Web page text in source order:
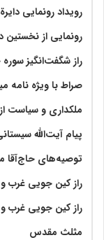
رویداد رونمایی
رونمایی از
راز شگفت‌انگیز
صراط با ویژه
ملکداری و سیاست از
پیام آیت‌الله
توصیه‌های حاج‌آقا
راز کین جویی غرب و
راز کین جویی غرب و
مثلث مقدس